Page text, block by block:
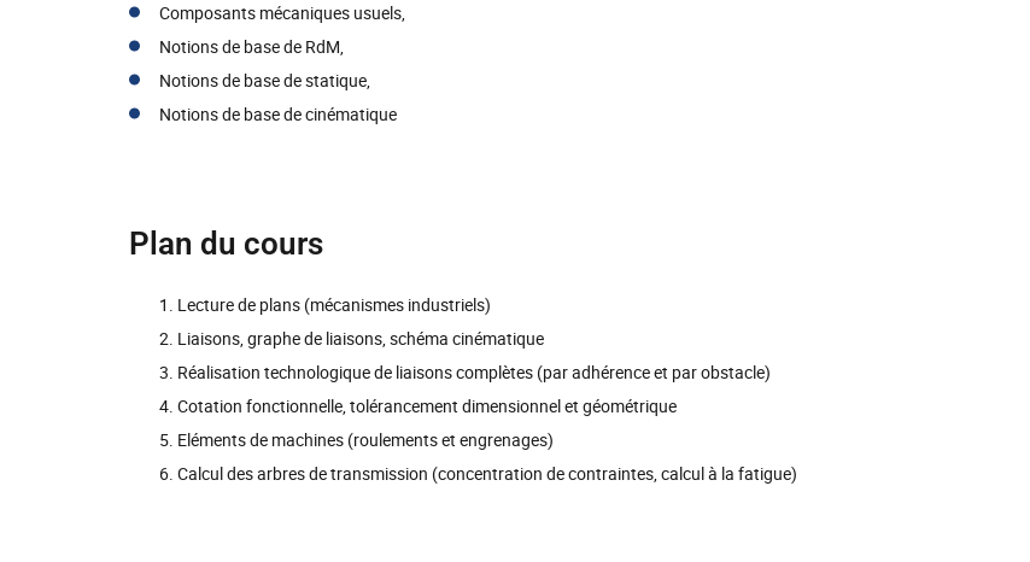
Composants mécaniques usuels,
Notions de base de RdM,
Notions de base de statique,
Notions de base de cinématique
Plan du cours
Lecture de plans (mécanismes industriels)
Liaisons, graphe de liaisons, schéma cinématique
Réalisation technologique de liaisons complètes (par adhérence et par obstacle)
Cotation fonctionnelle, tolérancement dimensionnel et géométrique
Eléments de machines (roulements et engrenages)
Calcul des arbres de transmission (concentration de contraintes, calcul à la fatigue)